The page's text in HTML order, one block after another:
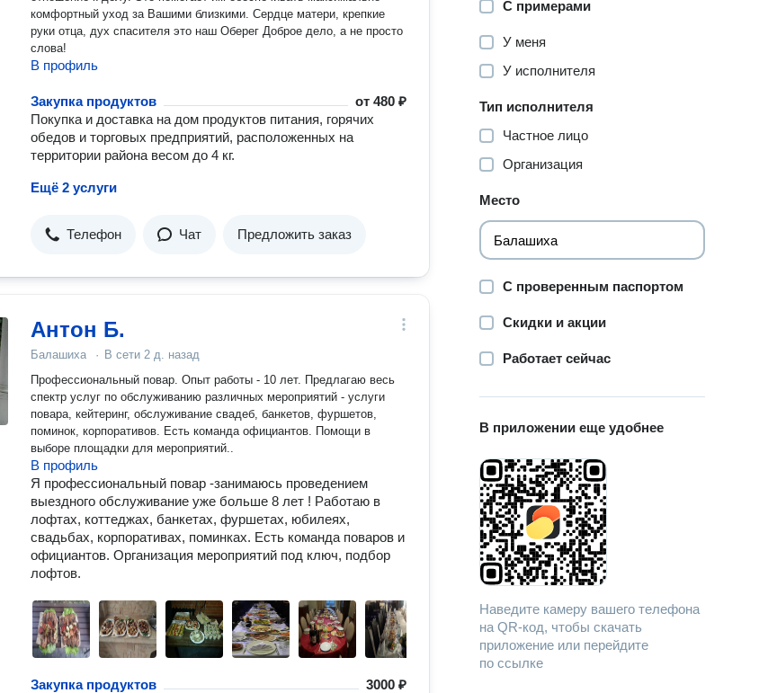
комфортный уход за Вашими близкими. Сердце матери, крепкие
руки отца, дух спасителя это наш Оберег Доброе дело, а не просто
слова!
В профиль
Закупка продуктов от480 ₽
Покупка и доставка на дом продуктов питания, горячих
обедов и торговых предприятий, расположенных на
территории района весом до 4 кг.
Ещё 2 услуги
Телефон Чат Предложить заказ
Антон Б.
Балашиха · В сети 2 д. назад
Профессиональный повар. Опыт работы - 10 лет. Предлагаю весь
спектр услуг по обслуживанию различных мероприятий - услуги
повара, кейтеринг, обслуживание свадеб, банкетов, фуршетов,
поминок, корпоративов. Есть команда официантов. Помощи в
выборе площадки для мероприятий..
В профиль
Я профессиональный повар -занимаюсь проведением
выездного обслуживание уже больше 8 лет ! Работаю в
лофтах, коттеджах, банкетах, фуршетах, юбилеях,
свадьбах, корпоративах, поминках. Есть команда поваров и
официантов. Организация мероприятий под ключ, подбор
лофтов.
Закупка продуктов
3000 ₽
С примерами
У меня
У исполнителя
Тип исполнителя
Частное лицо
Организация
Место
С проверенным паспортом
Скидки и акции
Работает сейчас
В приложении еще удобнее
Наведите камеру вашего телефона
на QR-код, чтобы скачать
приложение или перейдите
по ссылке